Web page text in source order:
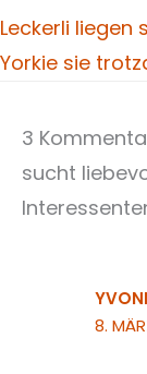
Leckerli liegen
Yorkie sie
3
sucht
8.